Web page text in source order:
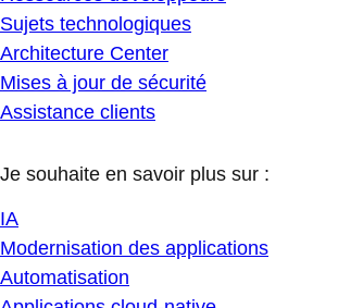
Sujets technologiques
Architecture Center
Mises à jour de sécurité
Assistance clients
Je souhaite en savoir plus sur :
IA
Modernisation des applications
Automatisation